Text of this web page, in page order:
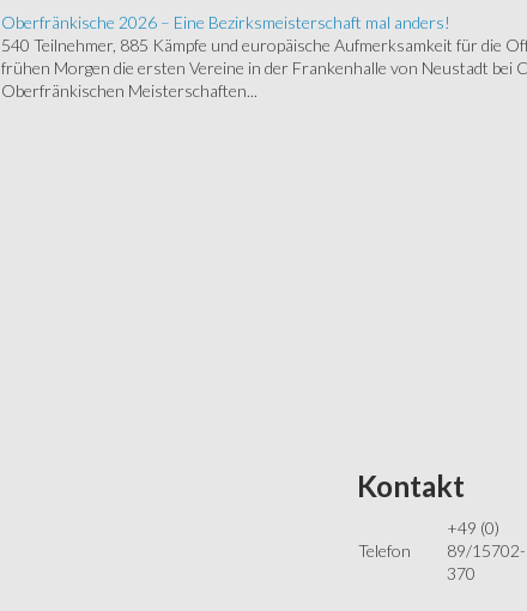
Oberfränkische 2026 – Eine Bezirksmeisterschaft mal anders!
540 Teilnehmer, 885 Kämpfe und europäische Aufmerksamkeit für die
frühen Morgen die ersten Vereine in der Frankenhalle von Neustadt bei
Oberfränkischen Meisterschaften...
Kontakt
Telefon
+49 (0)
89/15702-
370